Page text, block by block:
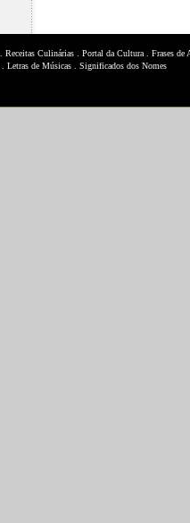
Receitas Culinárias Portal da Cultura
Frases de
Letras de Músicas Significados dos Nomes